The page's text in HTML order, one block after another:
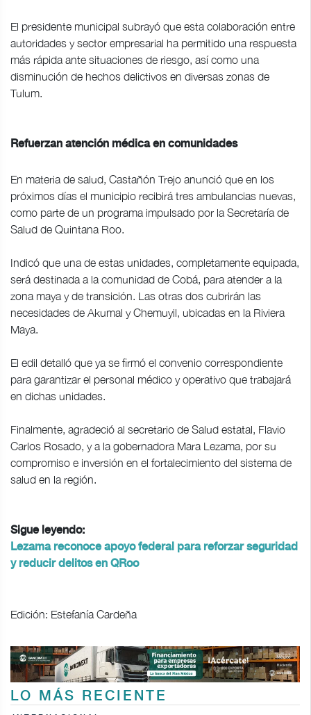
El presidente municipal subrayó que esta colaboración entre
autoridades y sector empresarial ha permitido una respuesta
más rápida ante situaciones de riesgo, así como una
disminución de hechos delictivos en diversas zonas de
Tulum.
Refuerzan atención médica en comunidades
En materia de salud, Castañón Trejo anunció que en los
próximos días el municipio recibirá tres ambulancias nuevas,
como parte de un programa impulsado por la Secretaría de
Salud de Quintana Roo.
Indicó que una de estas unidades, completamente equipada,
será destinada a la comunidad de Cobá, para atender a la
zona maya y de transición. Las otras dos cubrirán las
necesidades de Akumal y Chemuyil, ubicadas en la Riviera
Maya.
El edil detalló que ya se firmó el convenio correspondiente
para garantizar el personal médico y operativo que trabajará
en dichas unidades.
Finalmente, agradeció al secretario de Salud estatal, Flavio
Carlos Rosado, y a la gobernadora Mara Lezama, por su
compromiso e inversión en el fortalecimiento del sistema de
salud en la región.
Sigue leyendo:
Lezama reconoce apoyo federal para reforzar seguridad
y reducir delitos en QRoo
Edición: Estefanía Cardeña
LO MÁS RECIENTE